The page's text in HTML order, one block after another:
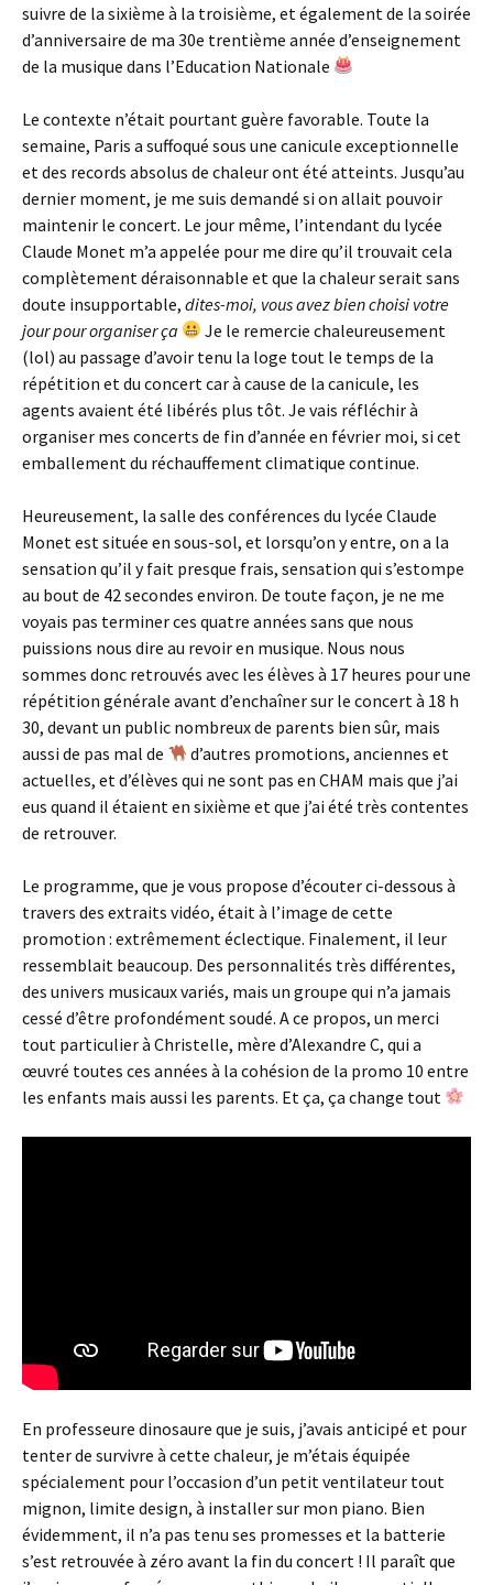
suivre de la sixième à la troisième, et également de la soirée
d’anniversaire de ma 30e trentième année d’enseignement
de la musique dans l’Education Nationale
Le contexte n’était pourtant guère favorable. Toute la
semaine, Paris a suffoqué sous une canicule exceptionnelle
et des records absolus de chaleur ont été atteints. Jusqu’au
dernier moment, je me suis demandé si on allait pouvoir
maintenir le concert. Le jour même, l’intendant du lycée
Claude Monet m’a appelée pour me dire qu’il trouvait cela
complètement déraisonnable et que la chaleur serait sans
doute insupportable, dites-moi, vous avez bien choisi votre
jour pour organiser ça
Je le remercie chaleureusement
(lol) au passage d’avoir tenu la loge tout le temps de la
répétition et du concert car à cause de la canicule, les
agents avaient été libérés plus tôt. Je vais réfléchir à
organiser mes concerts de fin d’année en février moi, si cet
emballement du réchauffement climatique continue.
Heureusement, la salle des conférences du lycée Claude
Monet est située en sous-sol, et lorsqu’on y entre, on a la
sensation qu’il y fait presque frais, sensation qui s’estompe
au bout de 42 secondes environ. De toute façon, je ne me
voyais pas terminer ces quatre années sans que nous
puissions nous dire au revoir en musique. Nous nous
sommes donc retrouvés avec les élèves à 17 heures pour une
répétition générale avant d’enchaîner sur le concert à 18 h
30, devant un public nombreux de parents bien sûr, mais
aussi de pas mal de
d’autres promotions, anciennes et
actuelles, et d’élèves qui ne sont pas en CHAM mais que j’ai
eus quand il étaient en sixième et que j’ai été très contentes
de retrouver.
Le programme, que je vous propose d’écouter ci-dessous à
travers des extraits vidéo, était à l’image de cette
promotion : extrêmement éclectique. Finalement, il leur
ressemblait beaucoup. Des personnalités très différentes,
des univers musicaux variés, mais un groupe qui n’a jamais
cessé d’être profondément soudé. A ce propos, un merci
tout particulier à Christelle, mère d’Alexandre C, qui a
œuvré toutes ces années à la cohésion de la promo 10 entre
les enfants mais aussi les parents. Et ça, ça change tout
En professeure dinosaure que je suis, j’avais anticipé et pour
tenter de survivre à cette chaleur, je m’étais équipée
spécialement pour l’occasion d’un petit ventilateur tout
mignon, limite design, à installer sur mon piano. Bien
évidemment, il n’a pas tenu ses promesses et la batterie
s’est retrouvée à zéro avant la fin du concert ! Il paraît que